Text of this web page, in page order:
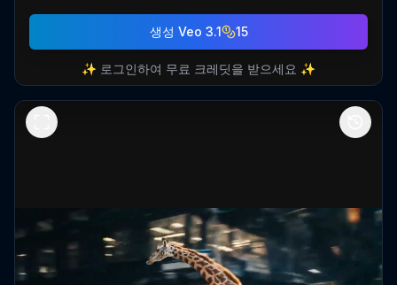
생성 Veo 3.1 15
✨ 로그인하여 무료 크레딧을 받으세요 ✨